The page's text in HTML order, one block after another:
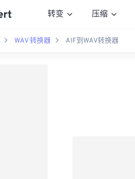
转变 压缩
WAV 转换器 AIF到WAV转换器